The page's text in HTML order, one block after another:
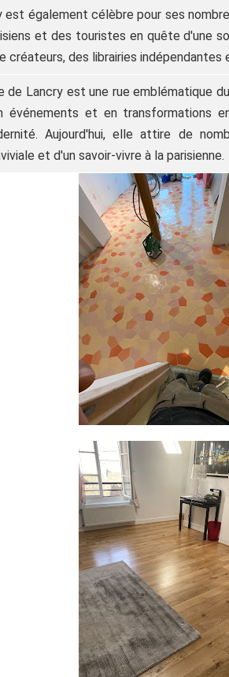
est également célèbre pour ses
et des touristes en quête d'une
créateurs, des librairies indépendantes
de Lancry est une rue emblématique
événements et en transformations
Aujourd'hui, elle attire de
et d'un savoir-vivre à la parisienne.